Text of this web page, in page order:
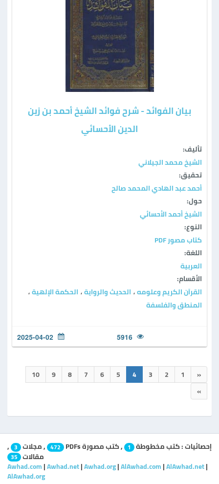
بيان الفوائد - شرح فوائد الشيخ أحمد بن زين
الدين الأحسائي
تأليف:
الشيخ محمد الجيلاني
تحقيق:
أحمد عبد الهادي المحمد صالح
حول:
الشيخ أحمد الأحسائي
النوع:
كتاب مصور PDF
اللغة:
العربية
الأقسام:
القرآن الكريم وعلومه ، الحديث والرواية ، الحكمة الإلهية ،
المنطق والفلسفة
5916
2025-04-02
«
1
2
3
4
5
6
7
8
9
10
»
إحصائيات :كتب مخطوطة 1
,كتب مصورة PDFs 472
,مجلات 3
,
مقالات 35
Awhad.com|Awhad.net|Awhad.org|AlAwhad.com|AlAwhad.net|
AlAwhad.org